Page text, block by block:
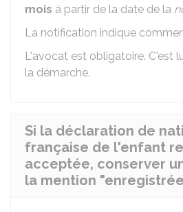
mois à partir de la date de la
La notification indique
L'avocat est obligatoire. C'est
la démarche.
Si la déclaration de
française de l'enfant
acceptée, conserver
la mention